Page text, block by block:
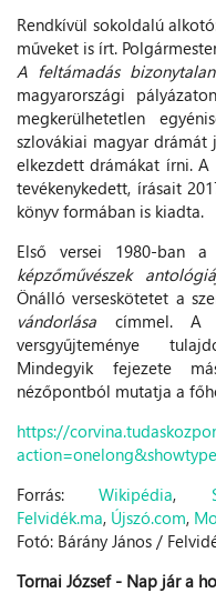
Rendkívül sokoldalú
műveket is írt.
A feltámadás bizonytalan
magyarországi
megkerülhetetlen
szlovákiai magyar drámát
elkezdett drámákat írni. A
tevékenykedett, írásait
könyv formában is kiadta.
Első versei 1980-ban a
képzőművészek
Önálló verseskötetet a
vándorlása címmel. A
versgyűjteménye
Mindegyik fejezete
nézőpontból mutatja a
https://
Forrás:Wikipédia,
Felvidék.ma, Újszó.com,
Fotó: Bárány János /
Tornai József - Nap jár a